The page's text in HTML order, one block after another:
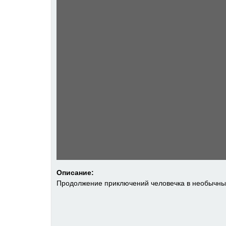
Описание:
Продолжение приключений человечка в